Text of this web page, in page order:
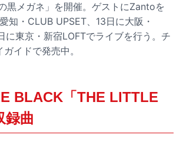
黒メガネ」を開催。ゲストにZantoを
知・CLUB UPSET、13日に大阪・
に東京・新宿LOFTでライブを行う。チ
イドで発売中。
BLACK「THE LITTLE
録曲